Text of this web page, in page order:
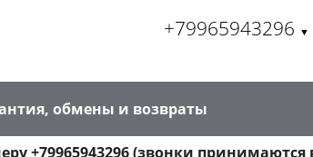
+79965943296 ▼
обмены и возвраты
+79965943296 (звонки принимаются